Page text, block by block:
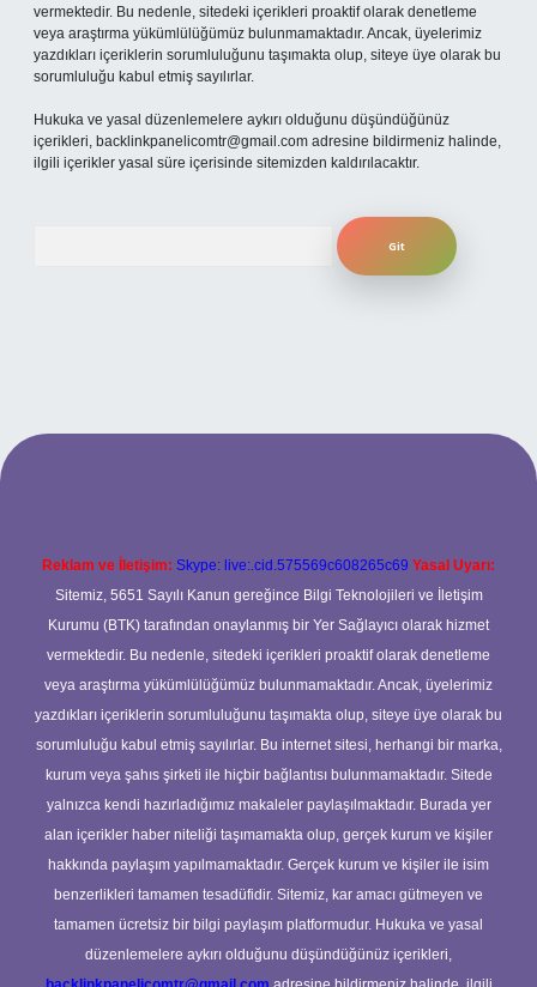
vermektedir. Bu nedenle, sitedeki içerikleri proaktif olarak denetleme
veya araştırma yükümlülüğümüz bulunmamaktadır. Ancak, üyelerimiz
yazdıkları içeriklerin sorumluluğunu taşımakta olup, siteye üye olarak bu
sorumluluğu kabul etmiş sayılırlar.
Hukuka ve yasal düzenlemelere aykırı olduğunu düşündüğünüz
içerikleri, backlinkpanelicomtr@gmail.com adresine bildirmeniz halinde,
ilgili içerikler yasal süre içerisinde sitemizden kaldırılacaktır.
Reklam ve İletişim: Skype: live:.cid.575569c608265c69 Yasal Uyarı:
Sitemiz, 5651 Sayılı Kanun gereğince Bilgi Teknolojileri ve İletişim
Kurumu (BTK) tarafından onaylanmış bir Yer Sağlayıcı olarak hizmet
vermektedir. Bu nedenle, sitedeki içerikleri proaktif olarak denetleme
veya araştırma yükümlülüğümüz bulunmamaktadır. Ancak, üyelerimiz
yazdıkları içeriklerin sorumluluğunu taşımakta olup, siteye üye olarak bu
sorumluluğu kabul etmiş sayılırlar. Bu internet sitesi, herhangi bir marka,
kurum veya şahıs şirketi ile hiçbir bağlantısı bulunmamaktadır. Sitede
yalnızca kendi hazırladığımız makaleler paylaşılmaktadır. Burada yer
alan içerikler haber niteliği taşımamakta olup, gerçek kurum ve kişiler
hakkında paylaşım yapılmamaktadır. Gerçek kurum ve kişiler ile isim
benzerlikleri tamamen tesadüfidir. Sitemiz, kar amacı gütmeyen ve
tamamen ücretsiz bir bilgi paylaşım platformudur. Hukuka ve yasal
düzenlemelere aykırı olduğunu düşündüğünüz içerikleri,